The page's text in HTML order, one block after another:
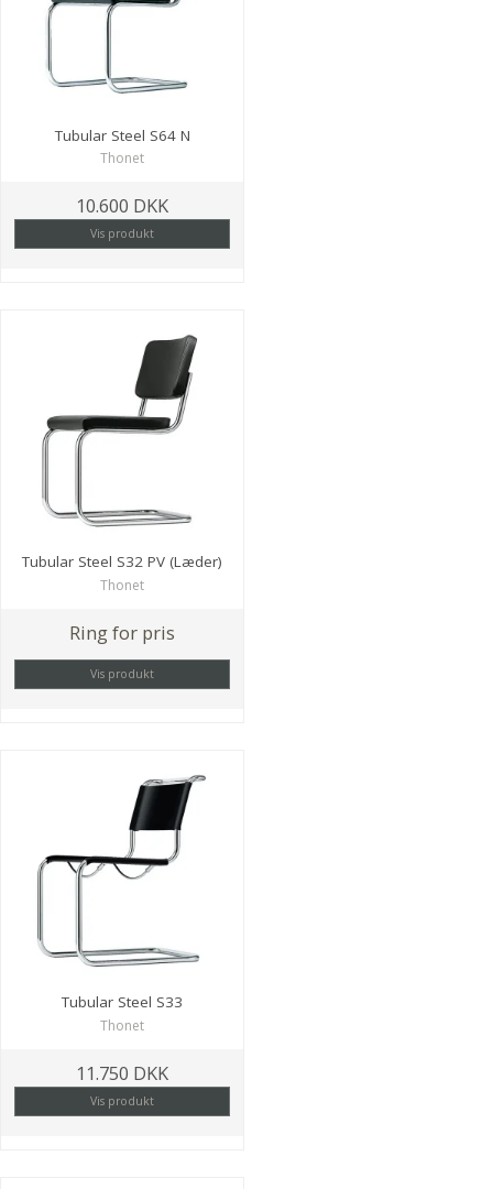
Tubular Steel S64 N
Thonet
10.600 DKK
Vis produkt
Tubular Steel S32 PV (Læder)
Thonet
Ring for pris
Vis produkt
Tubular Steel S33
Thonet
11.750 DKK
Vis produkt